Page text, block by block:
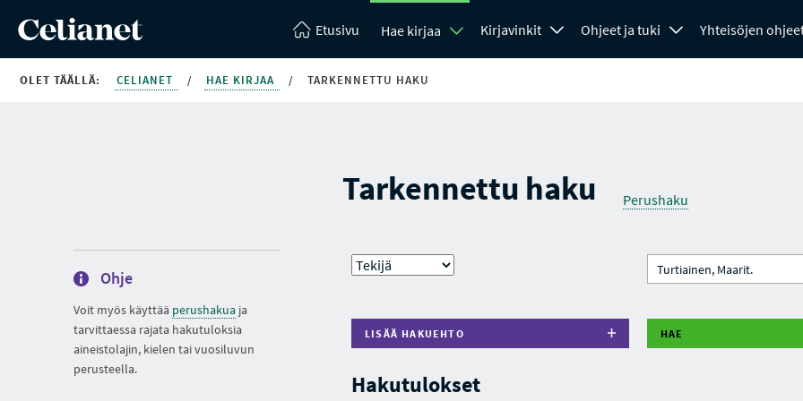
Etusivu Hae kirjaa Kirjavinkit Ohjeet ja tuki Yhteisöjen
OLET TÄÄLLÄ: CELIANET / HAE KIRJAA / TARKENNETTU HAKU
Tarkennettu haku Perushaku
Ohje
Voit myös käyttää perushakua ja
tarvittaessa rajata hakutuloksia
aineistolajin, kielen tai vuosiluvun
perusteella.
LISÄÄ HAKUEHTO HAE
Hakutulokset